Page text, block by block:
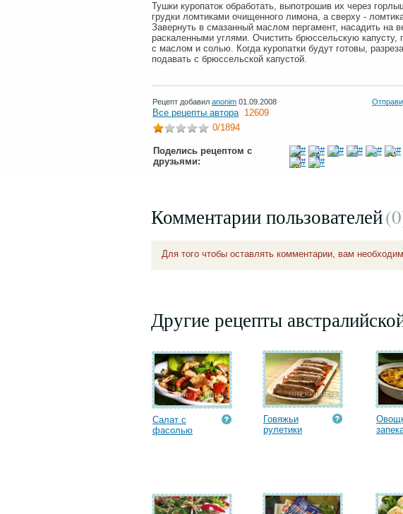
Тушки куропаток обработать, выпотрошив их через
грудки ломтиками очищенного лимона, а сверху -
Завернуть в смазанный маслом пергамент, насадить на
раскаленными углями. Очистить брюссельскую капусту,
с маслом и солью. Когда куропатки будут готовы,
подавать с брюссельской капустой.
Рецепт добавил anonim 01.09.2008
Все рецепты автора 12609
0/1894
Поделись рецептом с
друзьями:
Комментарии пользователей(0
Для того чтобы оставлять комментарии, вам
Другие рецепты
Салат с
фасолью
Говяжьи
рулетики